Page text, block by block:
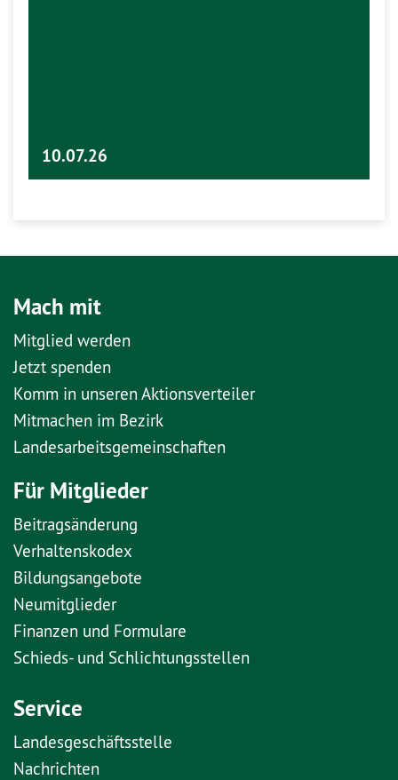
10.07.26
Mach mit
Mitglied werden
Jetzt spenden
Komm in unseren Aktionsverteiler
Mitmachen im Bezirk
Landesarbeitsgemeinschaften
Für Mitglieder
Beitragsänderung
Verhaltenskodex
Bildungsangebote
Neumitglieder
Finanzen und Formulare
Schieds- und Schlichtungsstellen
Service
Landesgeschäftsstelle
Nachrichten